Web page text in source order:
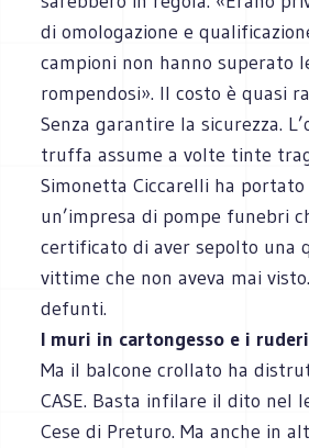
di omologazione e
campioni non hanno superato
rompendosi». Il costo è quasi
Senza garantire la sicurezza.
truffa assume a volte tinte
Simonetta Ciccarelli ha portato
un’impresa di pompe funebri
certificato di aver sepolto una
vittime che non aveva mai
defunti.
I muri in cartongesso e i
Ma il balcone crollato ha
CASE. Basta infilare il dito nel
Cese di Preturo. Ma anche in